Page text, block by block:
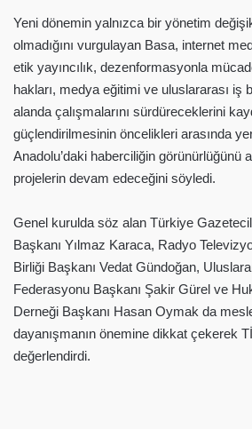
Yeni dönemin yalnızca bir yönetim
olmadığını vurgulayan Basa, internet
etik yayıncılık, dezenformasyonla
hakları, medya eğitimi ve uluslararası iş
alanda çalışmalarını sürdüreceklerini
güçlendirilmesinin öncelikleri arasında
Anadolu’daki haberciliğin görünürlüğünü
projelerin devam edeceğini söyledi.
Genel kurulda söz alan Türkiye
Başkanı Yılmaz Karaca, Radyo
Birliği Başkanı Vedat Gündoğan,
Federasyonu Başkanı Şakir Gürel ve
Derneği Başkanı Hasan Oymak da
dayanışmanın önemine dikkat çekerek
değerlendirdi.